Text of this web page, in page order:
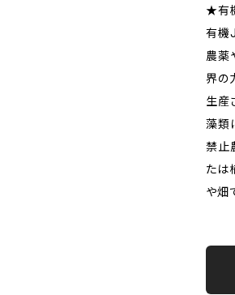
★有
有機
農薬
界の
生産
藻類
禁止
たは
や畑